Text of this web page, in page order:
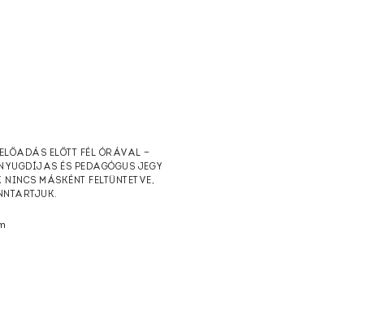
ELŐTT FÉL ÓRÁVAL —
ÉS PEDAGÓGUS JEGY
MÁSKÉNT FELTÜNTETVE,